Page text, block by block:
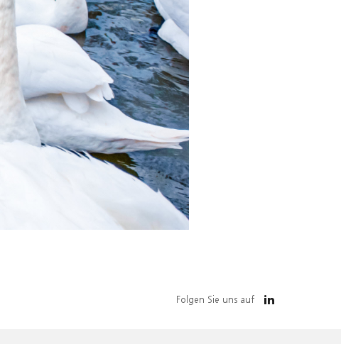
Folgen Sie uns auf